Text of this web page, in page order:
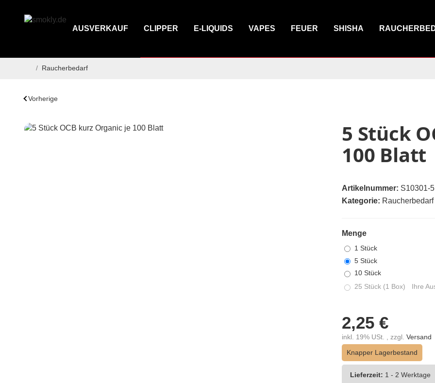
AUSVERKAUF CLIPPER E-LIQUIDS VAPES FEUER SHISHA
/ Raucherbedarf
Vorherige
5 Stück
100 Blatt
Artikelnummer: S10301-5
Kategorie: Raucherbedarf
Menge
1 Stück
5 Stück
10 Stück
25 Stück (1 Box)
Ihre
2,25 €
inkl. 19% USt. , zzgl. Versand
Knapper Lagerbestand
Lieferzeit: 1 - 2 Werktage